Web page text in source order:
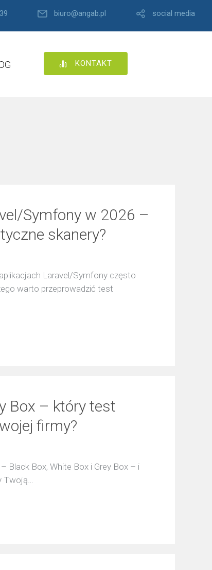
biuro@angab.pl social media
KONTAKT
Symfony w 2026 –
skanery?
Laravel/Symfony często
warto przeprowadzić test
Box – który test
firmy?
Black Box, White Box i Grey Box – i